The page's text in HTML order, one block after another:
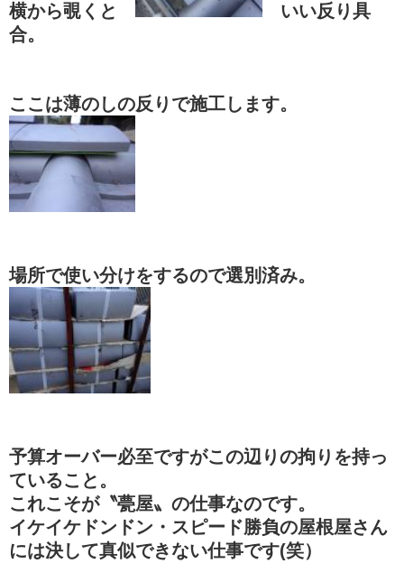
横から覗くと
いい反り具
合。
ここは薄のしの反りで施工します。
場所で使い分けをするので選別済み。
予算オーバー必至ですがこの辺りの拘りを持っ
ていること。
これこそが〝甍屋〟の仕事なのです。
イケイケドンドン・スピード勝負の屋根屋さん
には決して真似できない仕事です(笑）